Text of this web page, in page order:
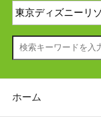
ホーム